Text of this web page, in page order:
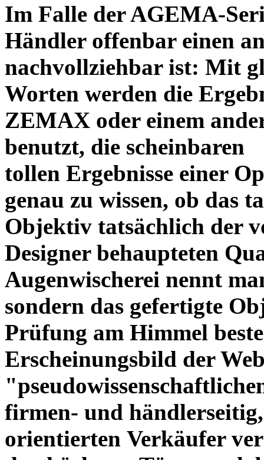
Im Falle der AGEMA-
Händler offenbar einen
nachvollziehbar ist: Mit
Worten werden die
ZEMAX oder einem
benutzt, die scheinbaren
tollen Ergebnisse einer
genau zu wissen, ob das
Objektiv tatsächlich der
Designer behaupteten
Augenwischerei nennt
sondern das gefertigte
Prüfung am Himmel
Erscheinungsbild der
firmen- und
orientierten Verkäufer